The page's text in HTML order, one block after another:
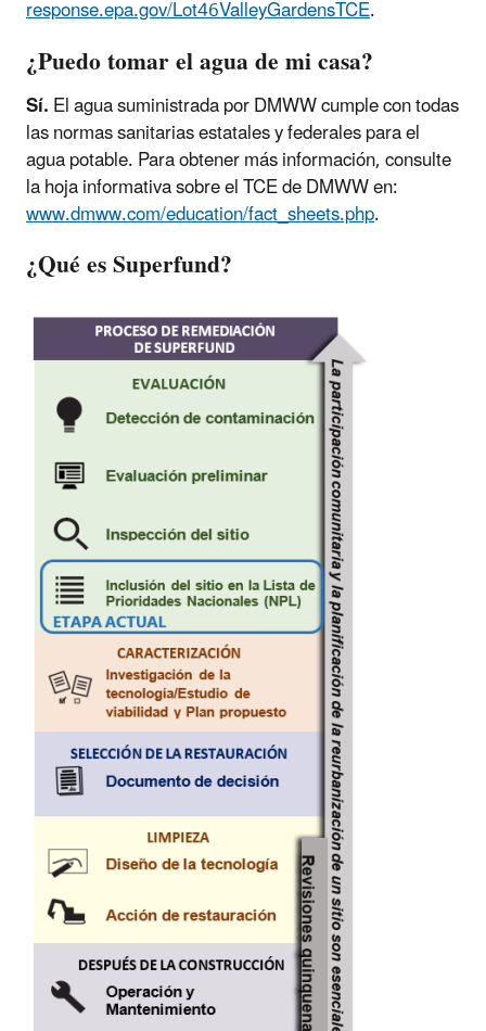
response.epa.gov/Lot46ValleyGardensTCE.
¿Puedo tomar el agua de mi casa?
Sí.El agua suministrada por DMWW cumple con todas
las normas sanitarias estatales y federales para el
agua potable. Para obtener más información, consulte
la hoja informativa sobre el TCE de DMWW en:
www.dmww.com/education/fact_sheets.php.
¿Qué es Superfund?